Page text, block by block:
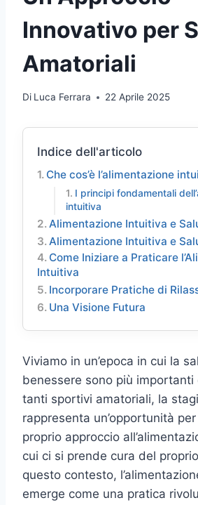
Innovativo per
Amatoriali
Di Luca Ferrara 22 Aprile 2025
Indice dell'articolo
Che cos’è l’alimentazione
I principi fondamentali
intuitiva
Alimentazione Intuitiva e
Alimentazione Intuitiva e
Come Iniziare a Praticare
Intuitiva
Incorporare Pratiche di
Una Visione Futura
Viviamo in un’epoca in cui la
benessere sono più importanti
tanti sportivi amatoriali, la
rappresenta un’opportunità
proprio approccio
cui ci si prende cura del
questo contesto,
emerge come una pratica